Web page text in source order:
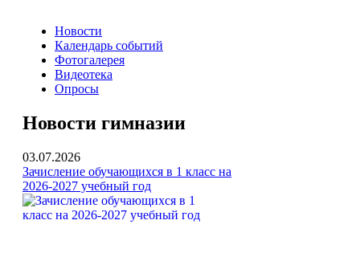
Новости
Календарь событий
Фотогалерея
Видеотека
Опросы
Новости гимназии
03.07.2026
Зачисление обучающихся в 1 класс на
2026-2027 учебный год